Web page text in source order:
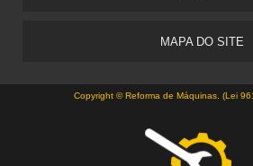
MAPA DO SITE
Copyright © Reforma de Máquinas. (Lei